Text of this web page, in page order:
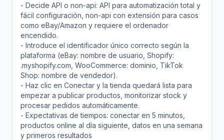
- Decide API o non-api: API para automatización total y
fácil configuración, non-api con extensión para casos
como eBay/Amazon y requiere el ordenador
encendido.
- Introduce el identificador único correcto según la
plataforma (eBay: nombre de usuario, Shopify:
.myshopify.com, WooCommerce: dominio, TikTok
Shop: nombre de vendedor).
- Haz clic en Conectar y la tienda quedará lista para
empezar a publicar productos, monitorizar stock y
procesar pedidos automáticamente.
- Expectativas de tiempos: conectar en 5 minutos,
productos online al día siguiente, datos en una semana
y primeros resultados